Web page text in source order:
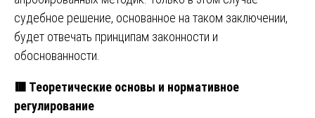
судебное решение, основанное на таком заключении,
будет отвечать принципам законности и
обоснованности.
🟥 Теоретические основы и нормативное
регулирование